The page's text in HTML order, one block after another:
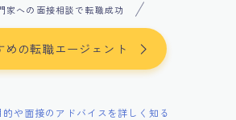
家への面接相談で転職成功
めの転職エージェント
的や面接のアドバイスを詳しく知る